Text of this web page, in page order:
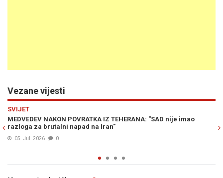
Vezane vijesti
imao
"SADA STE META NAŠEG NUKLEARNOG ORUŽJA": Rusija
članici NATO nakon poteza koji je GODINAMA